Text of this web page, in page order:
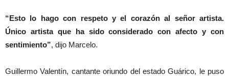
“Esto lo hago con respeto y el corazón al señor artista.
Único artista que ha sido considerado con afecto y con
sentimiento”, dijo Marcelo.
Guillermo Valentín, cantante oriundo del estado Guárico, le puso